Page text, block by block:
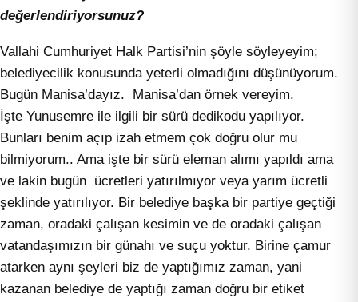
değerlendiriyorsunuz?
Vallahi Cumhuriyet Halk Partisi’nin şöyle söyleyeyim;
belediyecilik konusunda yeterli olmadığını düşünüyorum.
Bugün Manisa’dayız. Manisa’dan örnek vereyim.
İşte Yunusemre ile ilgili bir sürü dedikodu yapılıyor.
Bunları benim açıp izah etmem çok doğru olur mu
bilmiyorum.. Ama işte bir sürü eleman alımı yapıldı ama
ve lakin bugün ücretleri yatırılmıyor veya yarım ücretli
şeklinde yatırılıyor. Bir belediye başka bir partiye geçtiği
zaman, oradaki çalışan kesimin ve de oradaki çalışan
vatandaşımızın bir günahı ve suçu yoktur. Birine çamur
atarken aynı şeyleri biz de yaptığımız zaman, yani
kazanan belediye de yaptığı zaman doğru bir etiket